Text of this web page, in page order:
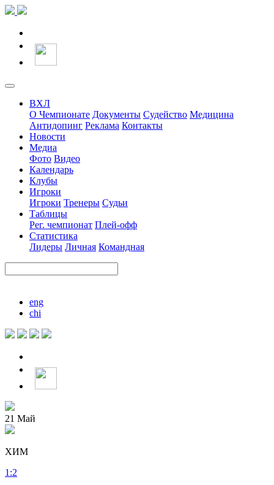
ВХЛ
О Чемпионате Документы Судейство Медицина
Антидопинг Реклама Контакты
Новости
Медиа
Фото Видео
Календарь
Клубы
Игроки
Игроки Тренеры Судьи
Таблицы
Рег. чемпионат Плей-офф
Статистика
Лидеры Личная Командная
eng
chi
21 Май
ХИМ
1 :2